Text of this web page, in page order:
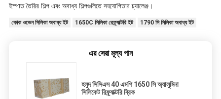
ইস্পাত তৈরির শিল্প এবং অবাধ্য শিল্পগুলিতে সহযোগিতার চ্যালেঞ্জ।
কোক ওভেন সিলিকা অবাধ্য ইট 1650C সিলিকা রেফ্র্যাক্টরি ইট 1790 সি সিলিকা অবাধ্য ইট
এর সেরা মূল্য পান
হলুদ সিসিএস 40 এমপি 1650 সি অ্যালুমিনা
সিলিকেট রিফ্র্যাক্টরি ব্রিক